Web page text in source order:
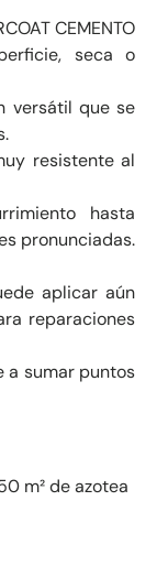
CEMENTO
seca o
versátil que se
resistente al
hasta
pronunciadas.
aplicar aún
reparaciones
a sumar puntos
m² de azotea